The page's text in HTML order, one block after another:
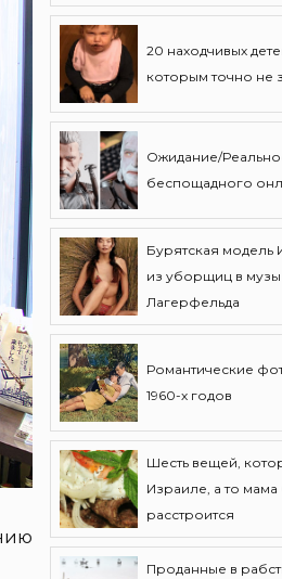
20 находчивых
которым точно не
Ожидание/
беспощадного
Бурятская модель
из уборщиц в
Лагерфельда
Романтические
1960-х годов
Шесть вещей,
Израиле, а то мама
расстроится
Проданные в